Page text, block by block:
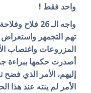
واحد فقط !
واجه الـ 26
تهم التجمهر
المزروعات واغتصاب
أصدرت حكمها ببراءة
إليهم، الأمر الذي
الأمر لم ينته عند هذا